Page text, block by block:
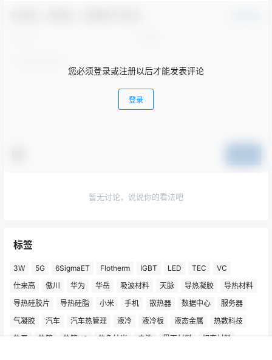
您必须登录或注册以后才能发表评论
登录
暂无讨论，说说你的看法吧
标签
3W 5G 6SigmaET Flotherm IGBT LED TEC
VC
仕来高
傲川 华为 华岳 吸波材料 天脉 导热凝胶
导热材料
导热硅胶片
导热硅脂 小米 手机 散热器 数据中心
服务器
气凝胶
汽车 汽车热管理 液冷 液冷板 液态金属
热数科技
热泵
热管 热管VC 热象纳米 电池 界面材料
相变材料